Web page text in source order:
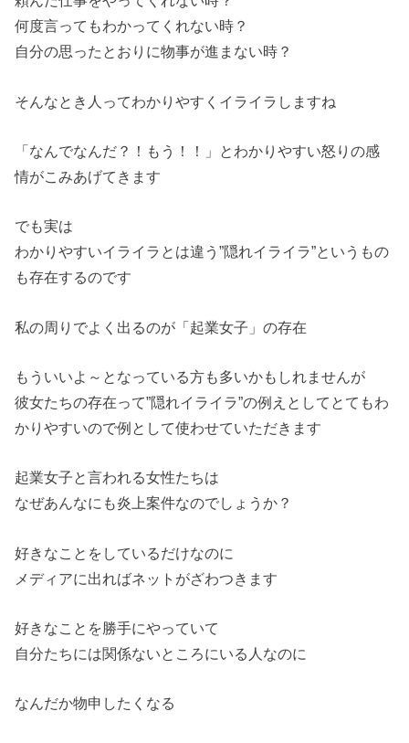
何度言ってもわかってくれない時？
自分の思ったとおりに物事が進まない時？
そんなとき人ってわかりやすくイライラしますね
「なんでなんだ？！もう！！」とわかりやすい怒りの感
情がこみあげてきます
でも実は
わかりやすいイライラとは違う”隠れイライラ”というもの
も存在するのです
私の周りでよく出るのが「起業女子」の存在
もういいよ～となっている方も多いかもしれませんが
彼女たちの存在って”隠れイライラ”の例えとしてとてもわ
かりやすいので例として使わせていただきます
起業女子と言われる女性たちは
なぜあんなにも炎上案件なのでしょうか？
好きなことをしているだけなのに
メディアに出ればネットがざわつきます
好きなことを勝手にやっていて
自分たちには関係ないところにいる人なのに
なんだか物申したくなる